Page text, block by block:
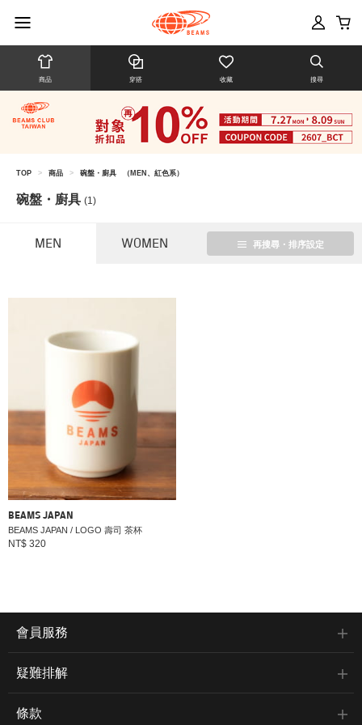
商品 穿搭 收藏 搜尋
TOP > 商品 > 碗盤・廚具 （MEN、紅色系）
碗盤・廚具 (1)
MEN WOMEN 再搜尋・排序設定
BEAMS JAPAN
BEAMS JAPAN / LOGO 壽司 茶杯
NT$ 320
會員服務
疑難排解
條款